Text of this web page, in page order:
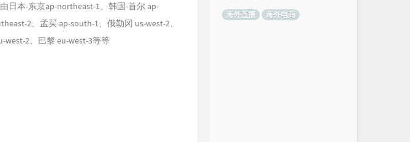
日本-东京ap-northeast-1、韩国-首尔 ap-
2、孟买 ap-south-1、俄勒冈 us-west-2、
west-2、巴黎 eu-west-3等等
海外直播 海外电商